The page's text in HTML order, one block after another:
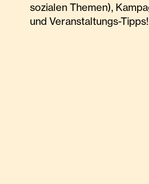
sozialen Themen),
und Veranstaltungs-Tipps!